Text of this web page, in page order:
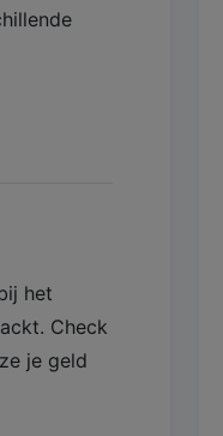
het
Check
je geld